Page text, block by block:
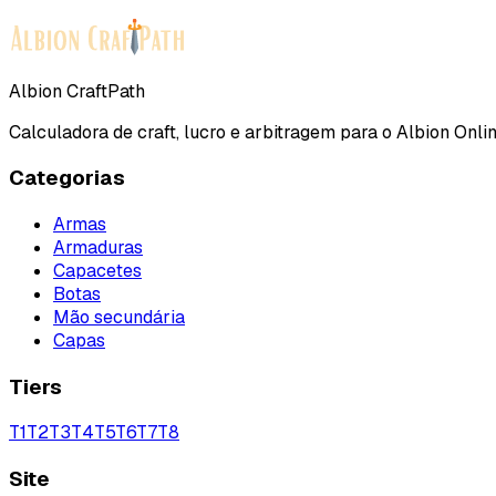
Albion CraftPath
Calculadora de craft, lucro e arbitragem para o Albion
Categorias
Armas
Armaduras
Capacetes
Botas
Mão secundária
Capas
Tiers
T1T2T3T4T5T6T7T8
Site